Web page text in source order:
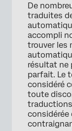
De
traduites
accompli
trouver les
résultat ne
parfait. Le
considéré
toute